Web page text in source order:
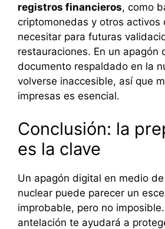
registros financieros, como
criptomonedas y otros activos
necesitar para futuras
restauraciones. En un apagón
documento respaldado en la
volverse inaccesible, así que
impresas es esencial.
Conclusión: la
es la clave
Un apagón digital en medio
nuclear puede parecer un
improbable, pero no
antelación te ayudará a